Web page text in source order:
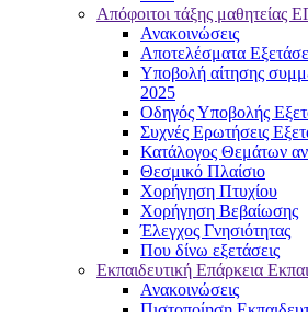
Απόφοιτοι τάξης μαθητείας
Ανακοινώσεις
Αποτελέσματα
Υποβολή αίτησης
2025
Οδηγός Υποβολής
Συχνές Ερωτήσεις
Κατάλογος Θεμάτων
Θεσμικό Πλαίσιο
Χορήγηση Πτυχίου
Χορήγηση Βεβαίωσης
Έλεγχος Γνησιότητας
Που δίνω εξετάσεις
Εκπαιδευτική Επάρκεια
Ανακοινώσεις